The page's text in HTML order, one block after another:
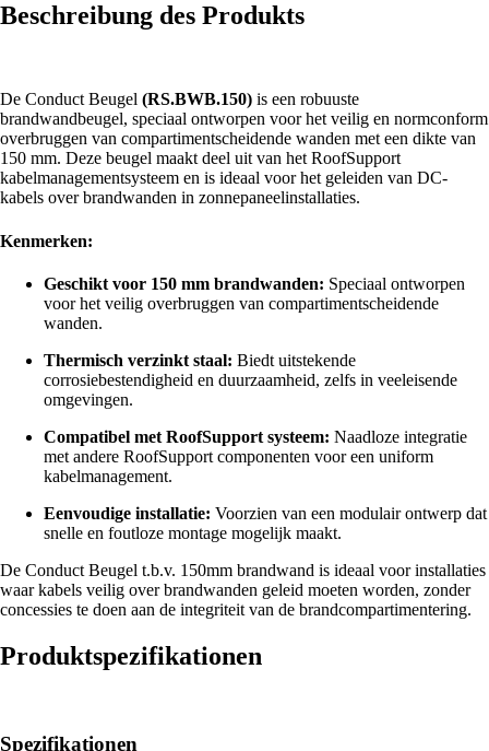
Beschreibung des Produkts
De Conduct Beugel (RS.BWB.150) is een robuuste
brandwandbeugel, speciaal ontworpen voor het veilig en normconform
overbruggen van compartimentscheidende wanden met een dikte van
150 mm. Deze beugel maakt deel uit van het RoofSupport
kabelmanagementsysteem en is ideaal voor het geleiden van DC-
kabels over brandwanden in zonnepaneelinstallaties.
Kenmerken:
Geschikt voor 150 mm brandwanden: Speciaal ontworpen
voor het veilig overbruggen van compartimentscheidende
wanden.
Thermisch verzinkt staal: Biedt uitstekende
corrosiebestendigheid en duurzaamheid, zelfs in veeleisende
omgevingen.
Compatibel met RoofSupport systeem: Naadloze integratie
met andere RoofSupport componenten voor een uniform
kabelmanagement.
Eenvoudige installatie: Voorzien van een modulair ontwerp dat
snelle en foutloze montage mogelijk maakt.
De Conduct Beugel t.b.v. 150mm brandwand is ideaal voor installaties
waar kabels veilig over brandwanden geleid moeten worden, zonder
concessies te doen aan de integriteit van de brandcompartimentering.
Produktspezifikationen
Spezifikationen